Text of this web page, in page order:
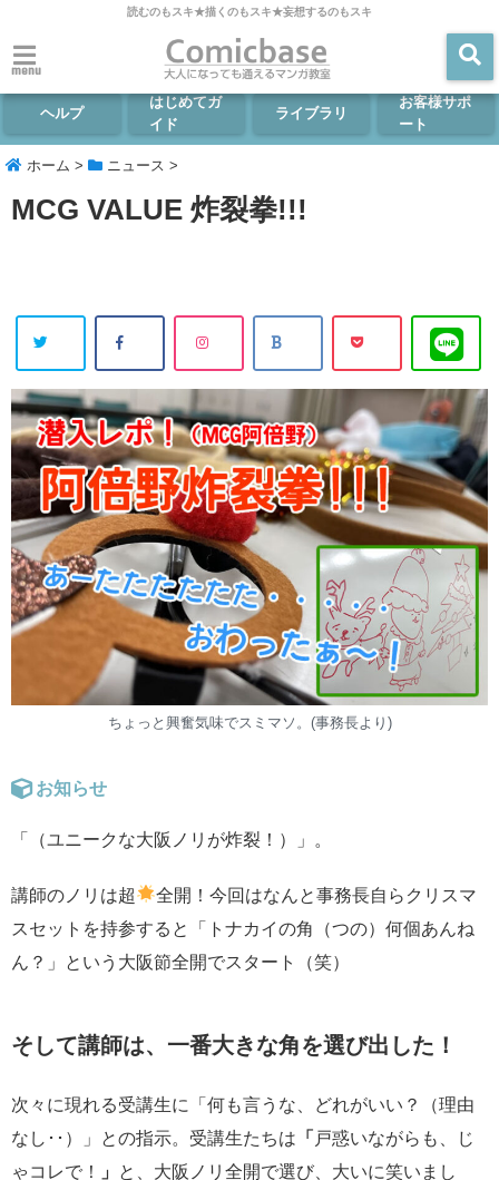
読むのもスキ★描くのもスキ★妄想するのもスキ
menu
ヘルプ
はじめてガ
イド
ライブラリ
お客様サポ
ート
ホーム > ニュース >
MCG VALUE 炸裂拳!!!
ちょっと興奮気味でスミマソ。(事務長より)
お知らせ
「（ユニークな大阪ノリが炸裂！）」。
講師のノリは超
全開！今回はなんと事務長自らクリスマ
スセットを持参すると「トナカイの角（つの）何個あんね
ん？」という大阪節全開でスタート（笑）
そして講師は、一番大きな角を選び出した！
次々に現れる受講生に「何も言うな、どれがいい？（理由
なし･･）」との指示。受講生たちは 「 戸惑いながらも、じ
ゃコレで！
」
と、大阪ノリ全開で選び、大いに笑いまし